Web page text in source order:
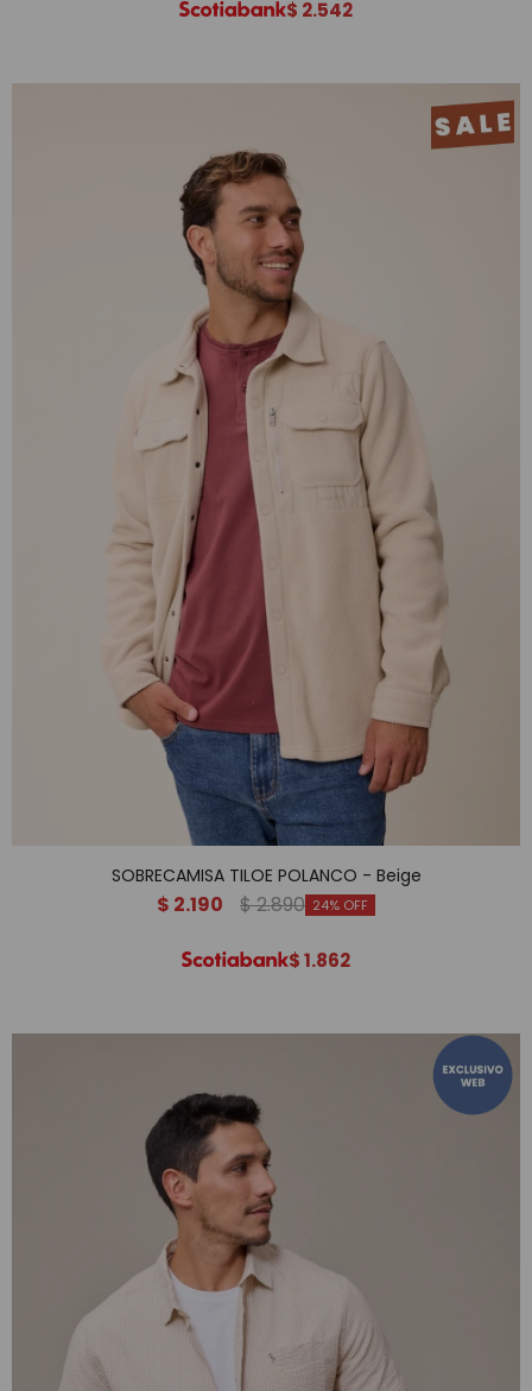
$ 2.542
SOBRECAMISA TILOE POLANCO - Beige
$ 2.190 $2.890 24
$1.862